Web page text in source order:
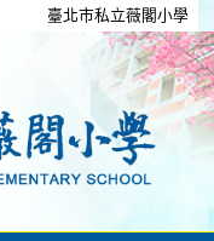
臺北市私立薇閣小學